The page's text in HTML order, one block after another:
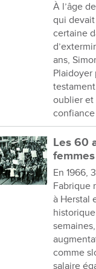
À l’âge
qui
certaine
ans,
oublier et
confiance
Les 60
En 1966,
Fabrique
à Herstal
comme
salaire